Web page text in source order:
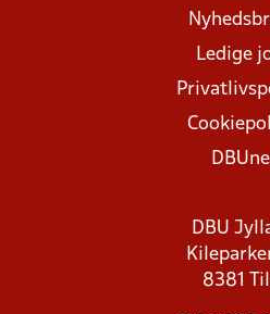
Ledige
DBU
8381